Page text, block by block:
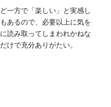
一方で「楽しい」と実感し
あるので、必要以上に気を
読み取ってしまわれかねな
けで充分ありがたい。